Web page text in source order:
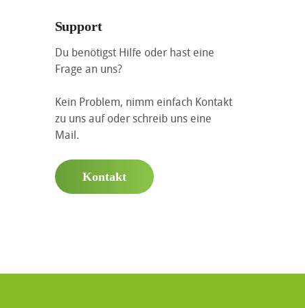
Support
Du benötigst Hilfe oder hast eine
Frage an uns?
Kein Problem, nimm einfach Kontakt
zu uns auf oder schreib uns eine
Mail.
Kontakt